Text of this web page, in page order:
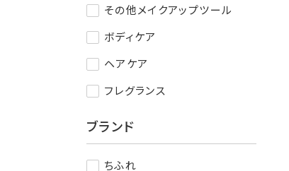
その他メイクアップツール
ボディケア
ヘアケア
フレグランス
ブランド
ちふれ